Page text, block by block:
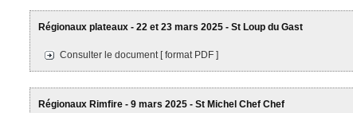
Régionaux plateaux - 22 et 23 mars 2025 - St Loup du Gast
Consulter le document [ format PDF ]
Régionaux Rimfire - 9 mars 2025 - St Michel Chef Chef